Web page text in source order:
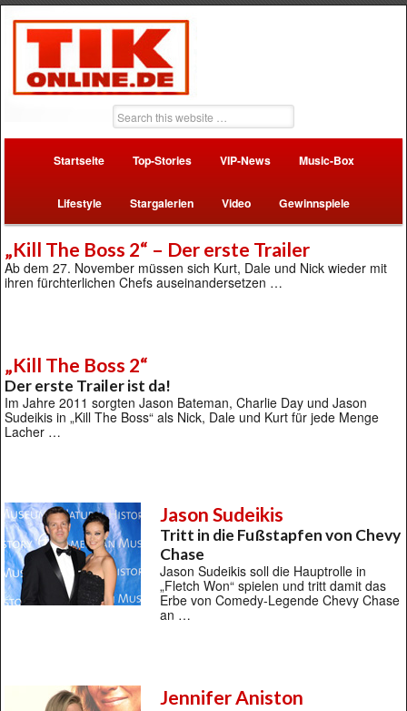
Startseite Top-Stories VIP-News Music-Box
Lifestyle Stargalerien Video Gewinnspiele
„Kill The Boss 2“ – Der erste Trailer
Ab dem 27. November müssen sich Kurt, Dale und Nick wieder mit
ihren fürchterlichen Chefs auseinandersetzen …
„Kill The Boss 2“
Der erste Trailer ist da!
Im Jahre 2011 sorgten Jason Bateman, Charlie Day und Jason
Sudeikis in „Kill The Boss“ als Nick, Dale und Kurt für jede Menge
Lacher …
Jason Sudeikis
Tritt in die Fußstapfen von Chevy
Chase
Jason Sudeikis soll die Hauptrolle in
„Fletch Won“ spielen und tritt damit das
Erbe von Comedy-Legende Chevy Chase
an …
Jennifer Aniston